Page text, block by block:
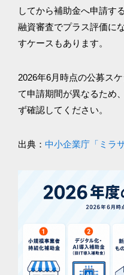
してから補助金へ申請す
融資審査でプラス評価に
すケースもあります。
2026年6月時点の公募ス
て申請期間が異なるため
ず確認してください。
出典： 中小企業庁「ミラ